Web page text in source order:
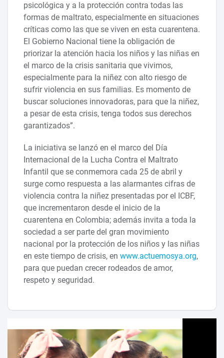
psicológica y a la protección contra todas las
formas de maltrato, especialmente en situaciones
críticas como las que se viven en esta cuarentena.
El Gobierno Nacional tiene la obligación de
priorizar la atención hacia los niños y las niñas en
el marco de la crisis sanitaria que vivimos,
especialmente para la niñez con alto riesgo de
sufrir violencia en sus familias. Es momento de
buscar soluciones innovadoras, para que la niñez,
a pesar de esta crisis, tenga todos sus derechos
garantizados”.
La iniciativa se lanzó en el marco del Día
Internacional de la Lucha Contra el Maltrato
Infantil que se conmemora cada 25 de abril y
surge como respuesta a las alarmantes cifras de
violencia contra la niñez presentadas por el ICBF,
que incrementaron desde el inicio de la
cuarentena en Colombia; además invita a toda la
sociedad a ser parte del gran movimiento
nacional por la protección de los niños y las niñas
en este tiempo de crisis, enwww.actuemosya.org,
para que puedan crecer rodeados de amor,
respeto y seguridad.